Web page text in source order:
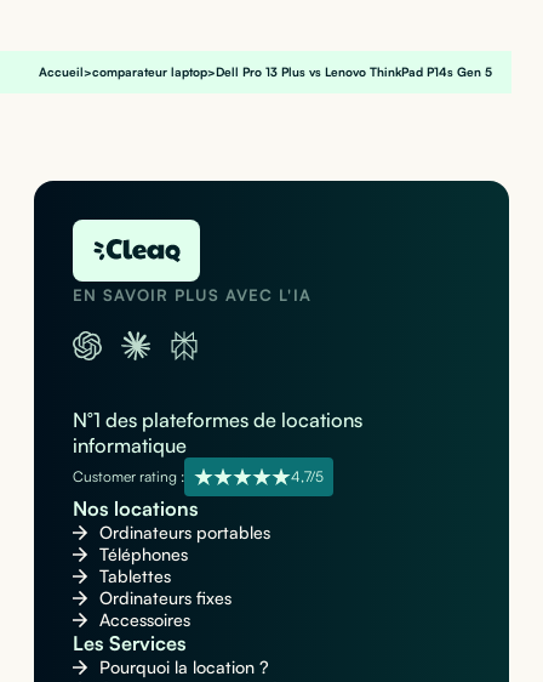
Accueil>comparateur laptop>Dell Pro 13 Plus vs Lenovo ThinkPad P14s Gen 5
EN SAVOIR PLUS AVEC L'IA
N°1 des plateformes de locations
informatique
Customer rating : 4,7/5
Nos locations
Ordinateurs portables
Téléphones
Tablettes
Ordinateurs fixes
Accessoires
Les Services
Pourquoi la location ?